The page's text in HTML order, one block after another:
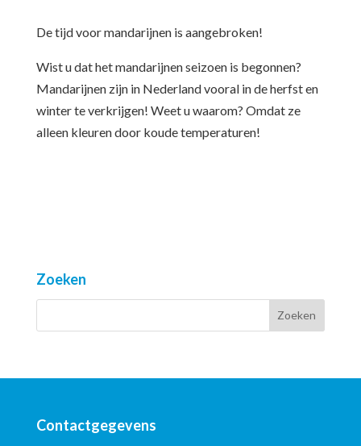
De tijd voor mandarijnen is aangebroken!
Wist u dat het mandarijnen seizoen is begonnen?
Mandarijnen zijn in Nederland vooral in de herfst en
winter te verkrijgen! Weet u waarom? Omdat ze
alleen kleuren door koude temperaturen!
Zoeken
Contactgegevens